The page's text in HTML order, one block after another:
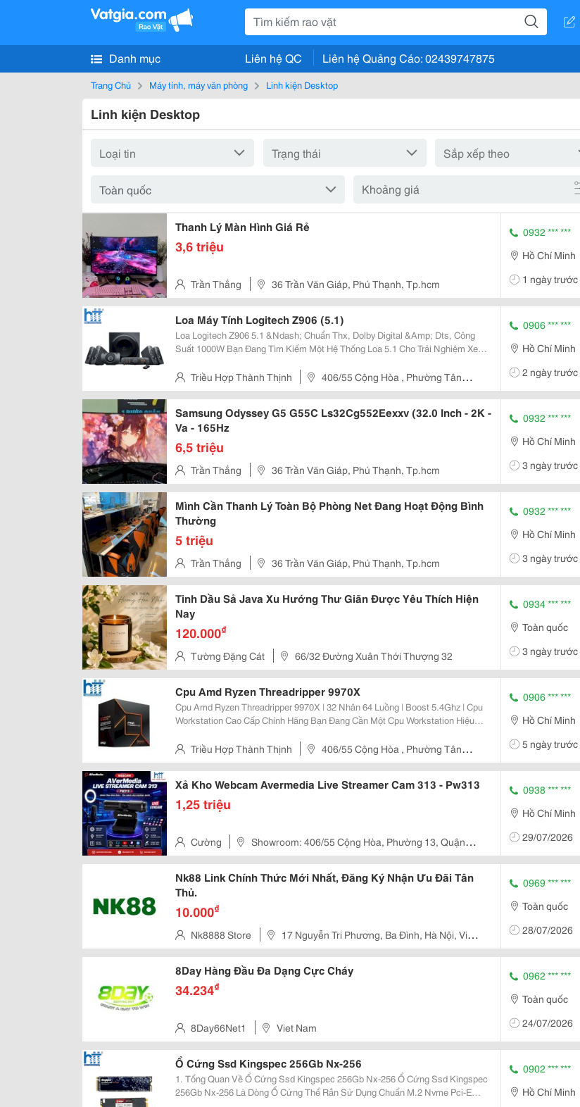
Danh mục Liên hệ QC Liên hệ Quảng Cáo: 02439747875
Trang Chủ Máy tính, máy văn phòng Linh kiện Desktop
Linh kiện Desktop
Khoảng giá
Thanh Lý Màn Hình Giá Rẻ
3,6 triệu
Trần Thắng 36 Trần Văn Giáp, Phú Thạnh, Tp.hcm
0932 *** ***
Hồ Chí Minh
1 ngày trước
Loa Máy Tính Logitech Z906 (5.1)
Loa Logitech Z906 5.1 &Ndash; Chuẩn Thx, Dolby Digital &Amp; Dts, Công
Suất 1000W Bạn Đang Tìm Kiếm Một Hệ Thống Loa 5.1 Cho Trải Nghiệm Xem
Lượng Âm Thanh Chuẩn Rạp Ngay Tại Nhà...
Triều Hợp Thành Thịnh
406/55 Cộng Hòa , Phường Tân
Bình , Thành Phố Hồ Chí Minh
0906 *** ***
Hồ Chí Minh
2 ngày trước
Samsung Odyssey G5 G55C Ls32Cg552Eexxv (32.0 Inch - 2K -
Va - 165Hz
6,5 triệu
Trần Thắng 36 Trần Văn Giáp, Phú Thạnh, Tp.hcm
0932 *** ***
Hồ Chí Minh
3 ngày trước
Mình Cần Thanh Lý Toàn Bộ Phòng Net Đang Hoạt Động Bình
Thường
5 triệu
Trần Thắng 36 Trần Văn Giáp, Phú Thạnh, Tp.hcm
0932 *** ***
Hồ Chí Minh
3 ngày trước
Tinh Dầu Sả Java Xu Hướng Thư Giãn Được Yêu Thích Hiện
Nay
120.000₫
Tường Đặng Cát 66/32 Đường Xuân Thới Thượng 32
0934 *** ***
Toàn quốc
3 ngày trước
Cpu Amd Ryzen Threadripper 9970X
Cpu Amd Ryzen Threadripper 9970X | 32 Nhân 64 Luồng | Boost 5.4Ghz | Cpu
Workstation Cao Cấp Chính Hãng Bạn Đang Cần Một Cpu Workstation Hiệu
Dữ Liệu Chuyên Sâu? Amd Ryzen...
Triều Hợp Thành Thịnh
406/55 Cộng Hòa , Phường Tân
Bình , Thành Phố Hồ Chí Minh
0906 *** ***
Hồ Chí Minh
5 ngày trước
Xả Kho Webcam Avermedia Live Streamer Cam 313 - Pw313
1,25 triệu
Cường
Showroom: 406/55 Cộng Hòa, Phường 13, Quận
Tân Bình, Thành Phố Hồ Chí Minh
0938 *** ***
Hồ Chí Minh
29/07/2026
Nk88 Link Chính Thức Mới Nhất, Đăng Ký Nhận Ưu Đãi Tân
Thủ.
10.000₫
Nk8888 Store
17 Nguyễn Tri Phương, Ba Đình, Hà Nội, Việt
Nam
0969 *** ***
Toàn quốc
28/07/2026
8Day Hàng Đầu Đa Dạng Cực Cháy
34.234₫
8Day66Net1 Viet Nam
0962 *** ***
Toàn quốc
24/07/2026
Ổ Cứng Ssd Kingspec 256Gb Nx-256
1. Tổng Quan Về Ổ Cứng Ssd Kingspec 256Gb Nx-256 Ổ Cứng Ssd Kingspec
256Gb Nx-256 Là Dòng Ổ Cứng Thể Rắn Sử Dụng Chuẩn M.2 Nvme Pci-E
0902 *** ***
Hồ Chí Minh